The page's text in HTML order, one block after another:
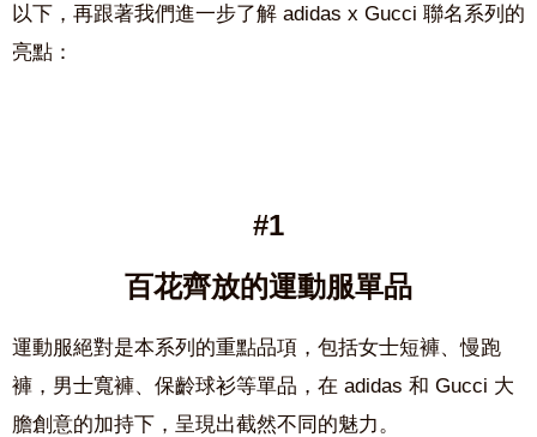
以下，再跟著我們進一步了解 adidas x Gucci 聯名系列的
亮點：
#1
百花齊放的運動服單品
運動服絕對是本系列的重點品項，包括女士短褲、慢跑
褲，男士寬褲、保齡球衫等單品，在 adidas 和 Gucci 大
膽創意的加持下，呈現出截然不同的魅力。